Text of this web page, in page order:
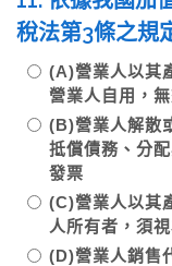
稅法第3條之規
(A)營業人以其
營業人自用，
(B)營業人解散
抵償債務、分
發票
(C)營業人以其
人所有者，須
(D)營業人銷售